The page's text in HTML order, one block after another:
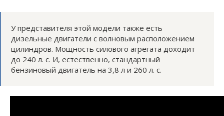
У представителя этой модели также есть
дизельные двигатели с волновым расположением
цилиндров. Мощность силового агрегата доходит
до 240 л. с. И, естественно, стандартный
бензиновый двигатель на 3,8 л и 260 л. с.